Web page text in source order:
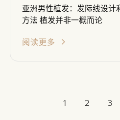
亚洲男性植发：发际线设计
方法 植发并非一概而论
阅读更多
1 2 3